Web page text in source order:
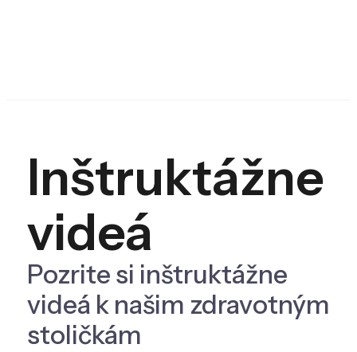
Inštruktážne
videá
Pozrite si inštruktážne
videá k našim zdravotným
stoličkám